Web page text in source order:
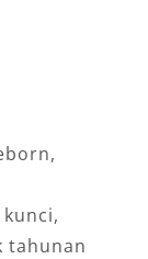
tahunan